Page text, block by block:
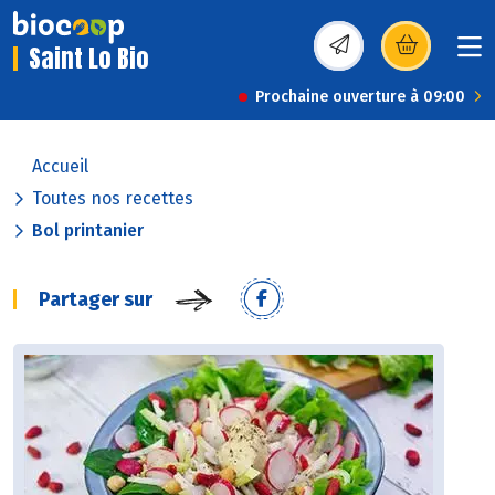
Saint Lo Bio (s’ouvre dans une
Prochaine ouverture à 09:00
Accueil
Toutes nos recettes
Bol printanier
Partager sur